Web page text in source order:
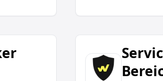
Servicetechniker